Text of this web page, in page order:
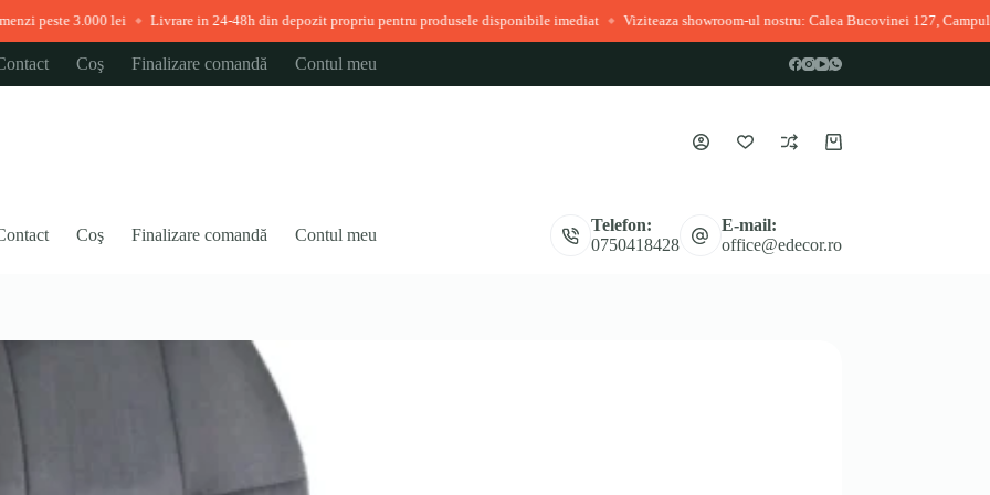
lei ◆ Livrare in 24-48h din depozit propriu pentru produsele disponibile imediat ◆ Viziteaza showroom-ul nostru: Calea Bucovinei 127, Campulung
Coş Finalizare comandă Contul meu
Coș
Coş Finalizare comandă Contul meu
Telefon:
0750418428
E-mail:
office@edecor.ro